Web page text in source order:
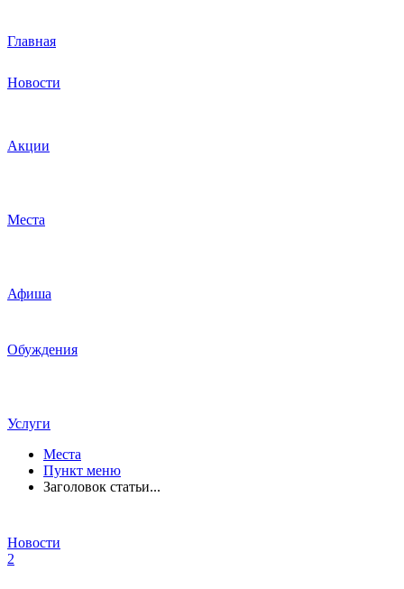
Главная
Новости
Акции
Места
Афиша
Обуждения
Услуги
Места
Пункт меню
Заголовок статьи...
Новости
2